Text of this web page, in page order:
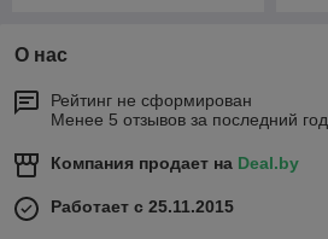
О нас
Рейтинг не сформирован
Менее 5 отзывов за последний год
Компания продает на Deal.by
Работает с 25.11.2015